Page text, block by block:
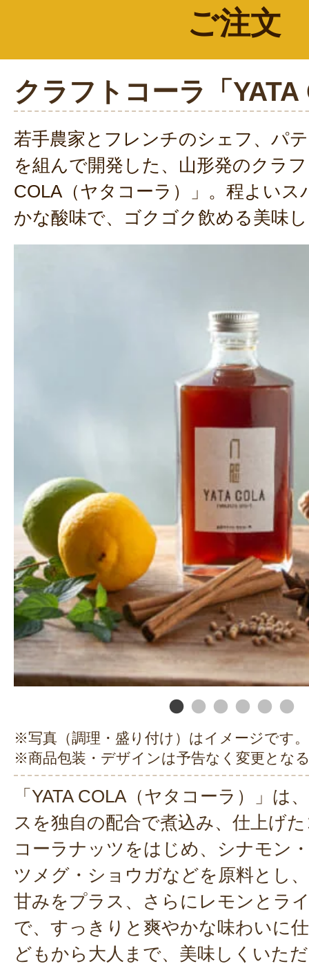
ご注文
クラフトコーラ「
若手農家とフレンチのシェフ、パ
を組んで開発した、山形発のクラ
COLA（ヤタコーラ）」。程よいス
かな酸味で、ゴクゴク飲める美味
※写真（調理・盛り付け）はイメージです。
※商品包装・デザインは予告なく変更とな
「YATA COLA（ヤタコーラ）」は
スを独自の配合で煮込み、仕上げ
コーラナッツをはじめ、シナモン
ツメグ・ショウガなどを原料とし
甘みをプラス、さらにレモンとラ
で、すっきりと爽やかな味わいに
どもから大人まで、美味しくいた